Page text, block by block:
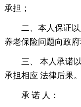
承担；
二、本人保证
养老保险问题向政
三、 本人承诺
承担相应 法律后果。
承 诺 人：